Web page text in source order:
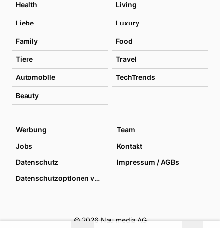
Health Living
Liebe Luxury
Family Food
Tiere Travel
Automobile TechTrends
Beauty
Werbung
Team
Jobs
Kontakt
Datenschutz
Impressum / AGBs
Datenschutzoptionen verwalten
© 2026 Nau media AG